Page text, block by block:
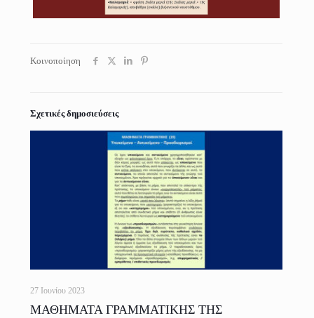
Κοινοποίηση
Σχετικές δημοσιεύσεις
27 Ιουνίου 2023
ΜΑΘΗΜΑΤΑ ΓΡΑΜΜΑΤΙΚΗΣ ΤΗΣ